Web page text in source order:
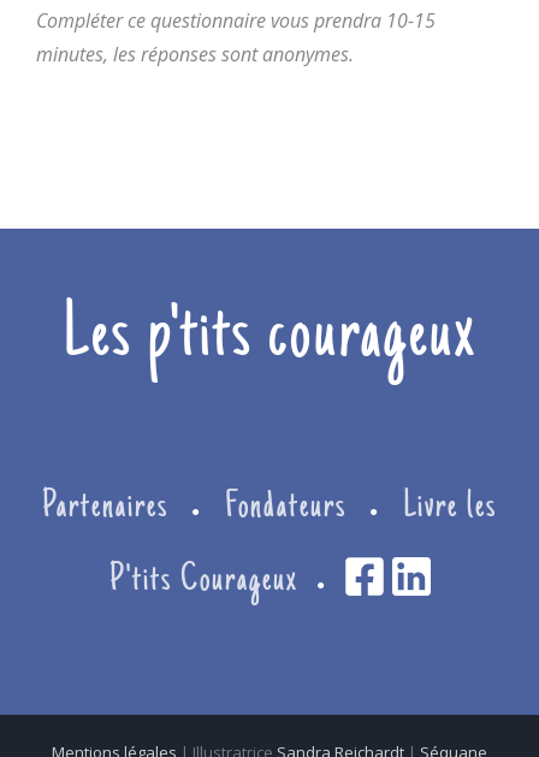
Compléter ce questionnaire vous prendra 10-15
minutes, les réponses sont anonymes.
Les p'tits courageux
Partenaires ● Fondateurs ●
Livre les
P'tits Courageux
●
Mentions légales | Illustratrice Sandra Reichardt | Séquane